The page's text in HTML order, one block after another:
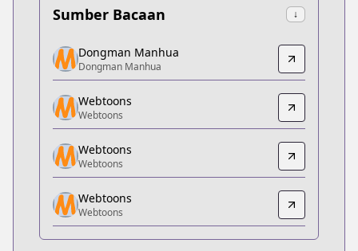
Sumber Bacaan ↓
Dongman Manhua
Dongman Manhua
https://www.dongmanmanhua.cn/BOY/wind-
Webtoons
Webtoons
https://www.webtoons.com/zh-hant/shonen/
Webtoons
Webtoons
https://www.webtoons.com/fr/sports/wind-
Webtoons
Webtoons
Dongman Manhua
Dongman Manhua
Webtoons
Webtoons
Webtoons
Webtoons
Webtoons
Webtoons